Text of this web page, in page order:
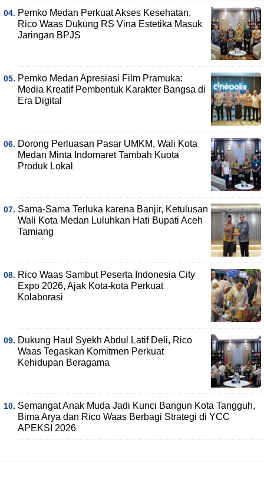
Pemko Medan Perkuat Akses Kesehatan,
Rico Waas Dukung RS Vina Estetika Masuk
Jaringan BPJS
Pemko Medan Apresiasi Film Pramuka:
Media Kreatif Pembentuk Karakter Bangsa di
Era Digital
Dorong Perluasan Pasar UMKM, Wali Kota
Medan Minta Indomaret Tambah Kuota
Produk Lokal
Sama-Sama Terluka karena Banjir, Ketulusan
Wali Kota Medan Luluhkan Hati Bupati Aceh
Tamiang
Rico Waas Sambut Peserta Indonesia City
Expo 2026, Ajak Kota-kota Perkuat
Kolaborasi
Dukung Haul Syekh Abdul Latif Deli, Rico
Waas Tegaskan Komitmen Perkuat
Kehidupan Beragama
Semangat Anak Muda Jadi Kunci Bangun Kota Tangguh,
Bima Arya dan Rico Waas Berbagi Strategi di YCC
APEKSI 2026